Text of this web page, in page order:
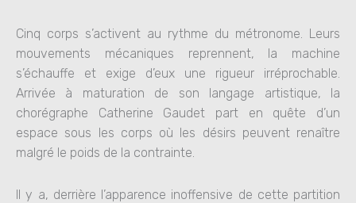
Cinq corps s’activent au rythme du métronome. Leurs
mouvements mécaniques reprennent, la machine
s’échauffe et exige d’eux une rigueur irréprochable.
Arrivée à maturation de son langage artistique, la
chorégraphe Catherine Gaudet part en quête d’un
espace sous les corps où les désirs peuvent renaître
malgré le poids de la contrainte.
Il y a, derrière l’apparence inoffensive de cette partition